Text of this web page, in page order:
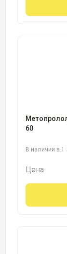
60
В наличии в 1
Цена